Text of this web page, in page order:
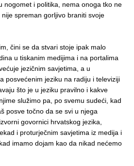
nogomet i politika, nema onoga tko ne
spreman gorljivo braniti svoje
čini se da stvari stoje ipak malo
u tiskanim medijima i na portalima
jezičnim savjetima, a u
posvećenim jeziku na radiju i televiziji
što je u jeziku pravilno i kakve
služimo pa, po svemu sudeći, kad
posve točno da se svi u njega
govornici hrvatskog jezika,
i proturječnim savjetima iz medija i
imamo dojam kao da nikad nećemo